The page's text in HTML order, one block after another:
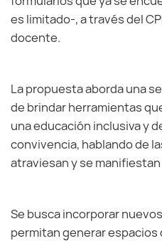
es limitado-, a través del
docente.
La propuesta aborda una
de brindar herramientas
una educación inclusiva y
convivencia, hablando de
atraviesan y se
Se busca incorporar
permitan generar espacios